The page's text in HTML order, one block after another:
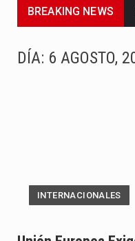
BREAKING NEWS
DÍA: 6 AGOSTO,
INTERNACIONALES